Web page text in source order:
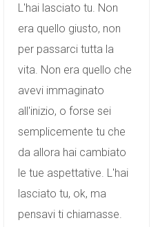
L'hai lasciato tu. Non
era quello giusto, non
per passarci tutta la
vita. Non era quello che
avevi immaginato
all'inizio, o forse sei
semplicemente tu che
da allora hai cambiato
le tue aspettative. L'hai
lasciato tu, ok, ma
pensavi ti chiamasse.